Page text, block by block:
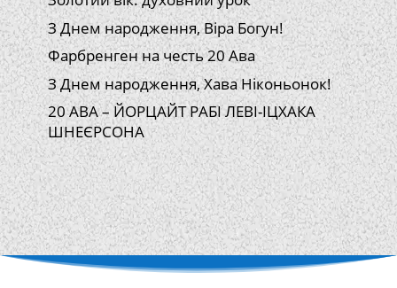
З Днем народження, Віра Богун!
Фарбренген на честь 20 Ава
З Днем народження, Хава Ніконьонок!
20 АВА – ЙОРЦАЙТ РАБІ ЛЕВІ-ІЦХАКА
ШНЕЄРСОНА